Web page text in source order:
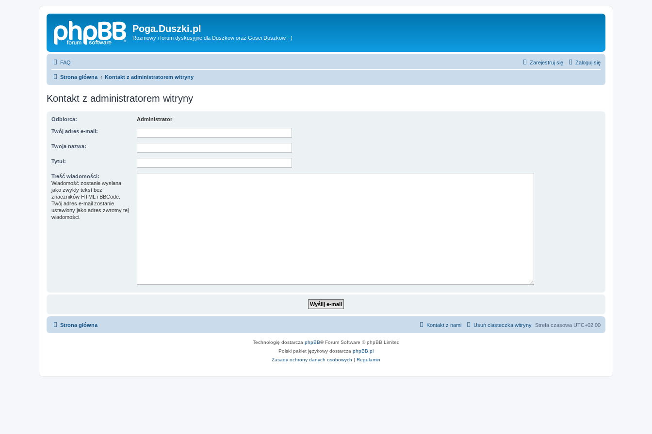
Poga.Duszki.pl
Rozmowy i forum dyskusyjne dla Duszkow oraz Gosci Duszkow :-)
FAQ Zaloguj się
Zarejestruj się
Strona główna Kontakt z administratorem witryny
Kontakt z administratorem witryny
Odbiorca: Administrator
Twój adres e-mail:
Twoja nazwa:
Tytuł:
Treść wiadomości:
Wiadomość zostanie wysłana
jako zwykły tekst bez
znaczników HTML i BBCode.
Twój adres e-mail zostanie
ustawiony jako adres zwrotny tej
wiadomości.
Strona główna Strefa czasowa UTC+02:00
Usuń ciasteczka witryny
Kontakt z nami
Technologię dostarcza phpBB® Forum Software © phpBB Limited
Polski pakiet językowy dostarcza phpBB.pl
Zasady ochrony danych osobowych | Regulamin